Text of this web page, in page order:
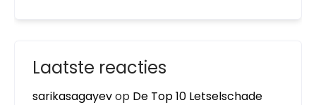
Laatste reacties
sarikasagayevop De Top 10 Letselschade